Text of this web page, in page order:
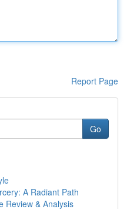
Report Page
Go
A Radiant Path
Review & Analysis